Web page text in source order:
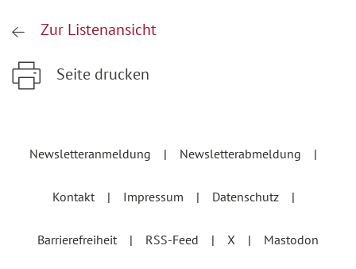
Zur Listenansicht
Seite drucken
Newsletteranmeldung
Newsletterabmeldung
Kontakt Impressum Datenschutz
Barrierefreiheit RSS-Feed X Mastodon